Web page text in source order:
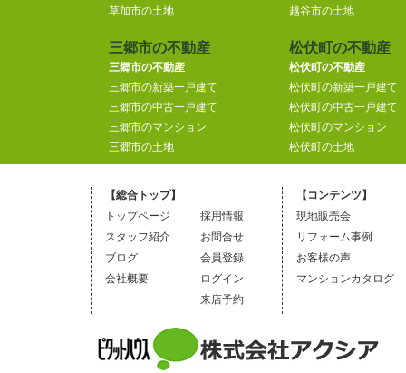
草加市の土地
越谷市の土地
三郷市の不動産
三郷市の不動産
三郷市の新築一戸建て
三郷市の中古一戸建て
三郷市のマンション
三郷市の土地
松伏町の不動産
松伏町の不動産
松伏町の新築一戸建て
松伏町の中古一戸建て
松伏町のマンション
松伏町の土地
【総合トップ】
トップページ
スタッフ紹介
ブログ
会社概要
採用情報
お問合せ
会員登録
ログイン
来店予約
【コンテンツ】
現地販売会
リフォーム事例
お客様の声
マンションカタログ